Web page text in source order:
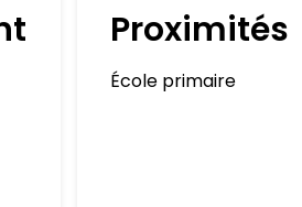
Proximités
École primaire